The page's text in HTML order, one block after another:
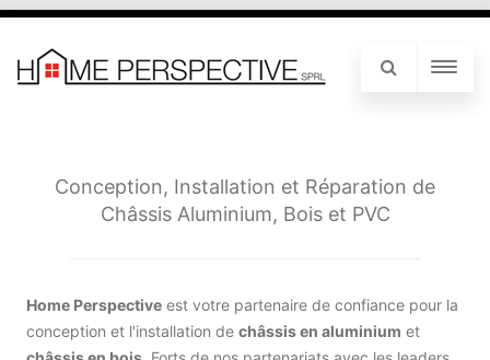
Conception, Installation et Réparation de
Châssis Aluminium, Bois et PVC
Home Perspective est votre partenaire de confiance pour la
conception et l'installation de châssis en aluminium et